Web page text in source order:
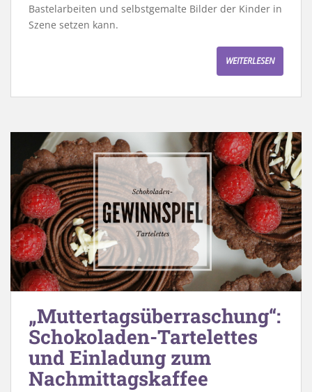
Bastelarbeiten und selbstgemalte Bilder der Kinder in
Szene setzen kann.
WEITERLESEN
„Muttertagsüberraschung“:
Schokoladen-Tartelettes
und Einladung zum
Nachmittagskaffee